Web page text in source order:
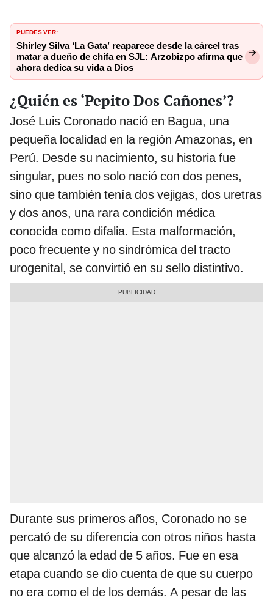
PUEDES VER:
Shirley Silva ‘La Gata’ reaparece desde la cárcel tras
matar a dueño de chifa en SJL: Arzobizpo afirma que
ahora dedica su vida a Dios
¿Quién es ‘Pepito Dos Cañones’?
José Luis Coronado nació en Bagua, una
pequeña localidad en la región Amazonas, en
Perú. Desde su nacimiento, su historia fue
singular, pues no solo nació con dos penes,
sino que también tenía dos vejigas, dos uretras
y dos anos, una rara condición médica
conocida como difalia. Esta malformación,
poco frecuente y no sindrómica del tracto
urogenital, se convirtió en su sello distintivo.
Durante sus primeros años, Coronado no se
percató de su diferencia con otros niños hasta
que alcanzó la edad de 5 años. Fue en esa
etapa cuando se dio cuenta de que su cuerpo
no era como el de los demás. A pesar de las